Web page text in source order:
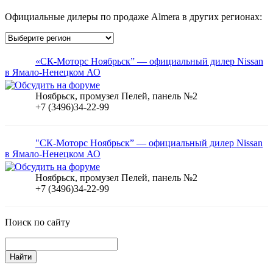
Официальные дилеры по продаже Almera в других регионах:
«СК-Моторс Ноябрьск” — официальный дилер Nissan
в Ямало-Ненецком АО
Ноябрьск, промузел Пелей, панель №2
+7 (3496)34-22-99
"СК-Моторс Ноябрьск” — официальный дилер Nissan
в Ямало-Ненецком АО
Ноябрьск, промузел Пелей, панель №2
+7 (3496)34-22-99
Поиск по сайту